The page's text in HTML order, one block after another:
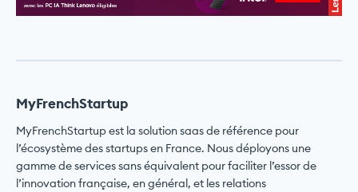
MyFrenchStartup
MyFrenchStartup est la solution saas de référence pour
l’écosystème des startups en France. Nous déployons une
gamme de services sans équivalent pour faciliter l’essor de
l’innovation française, en général, et les relations